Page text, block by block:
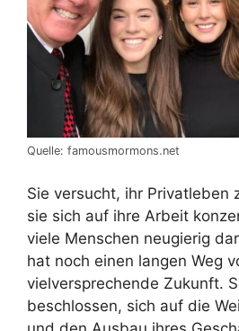
Quelle: famousmormons.net
Sie versucht, ihr Privatleben
sie sich auf ihre Arbeit
viele Menschen neugierig
hat noch einen langen Weg
vielversprechende Zukunft.
beschlossen, sich auf die